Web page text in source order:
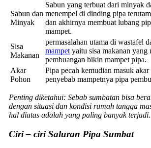
Sabun dan
Minyak
Sabun yang terbuat dari minyak
menempel di dinding pipa
dan akhirnya membuat lubang
mampet.
Sisa
Makanan
permasalahan utama di wastafel
mampet yaitu sisa makanan yang
pembuangan bikin mampet pipa.
Akar
Pohon
Pipa pecah kemudian masuk
penyebab mampetnya pipa
Penting diketahui: Sebab sumbatan bisa
dengan situasi dan kondisi rumah tangga
hal diatas adalah yang paling banyak terjadi.
Ciri – ciri Saluran Pipa Sumbat